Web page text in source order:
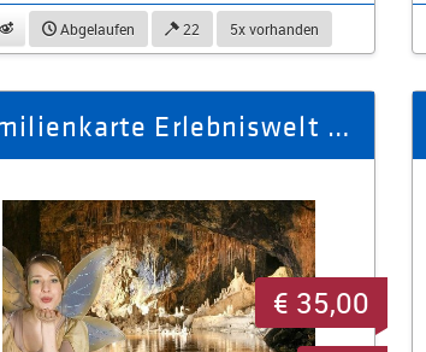
beobachtenAbgelaufen 22 5x vorhanden
Familienkarte Erlebniswelt Saalfelder Feengrotten (2 Erw. + 1 Kind)
€ 35,00